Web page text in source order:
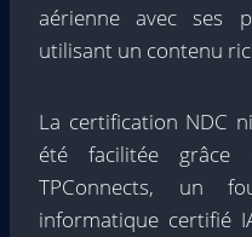
aérienne avec ses
utilisant un contenu
La certification NDC
été facilitée grâce
TPConnects, un
informatique certifié